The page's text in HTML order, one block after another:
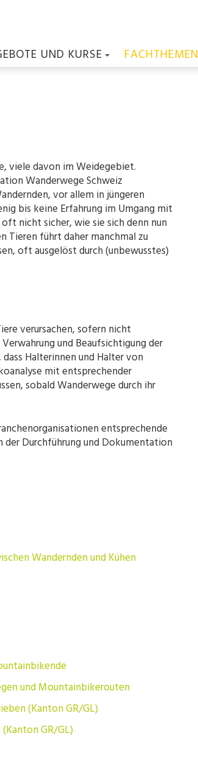
UND KURSE FACHTHEMEN
viele davon im Weidegebiet.
Wanderwege Schweiz
vor allem in jüngeren
bis keine Erfahrung im Umgang mit
nicht sicher, wie sie sich denn nun
Tieren führt daher manchmal zu
oft ausgelöst durch (unbewusstes)
verursachen, sofern nicht
und Beaufsichtigung der
Halterinnen und Halter von
mit entsprechender
sobald Wanderwege durch ihr
entsprechende
Durchführung und Dokumentation
Wandernden und Kühen
und Mountainbikerouten
(Kanton GR/GL)
(Kanton GR/GL)